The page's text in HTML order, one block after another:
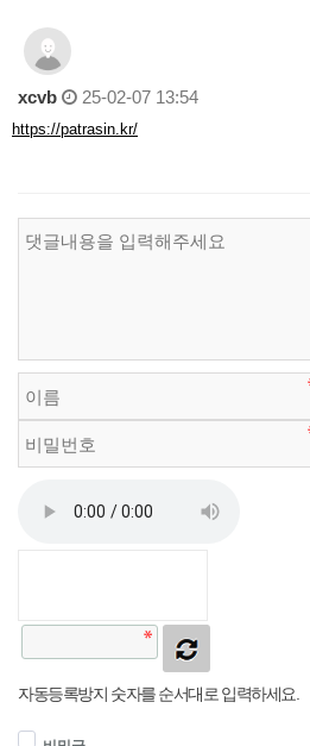
xcvb 25-02-07 13:54
https://patrasin.kr/
자동등록방지 숫자를 순서대로 입력하세요.